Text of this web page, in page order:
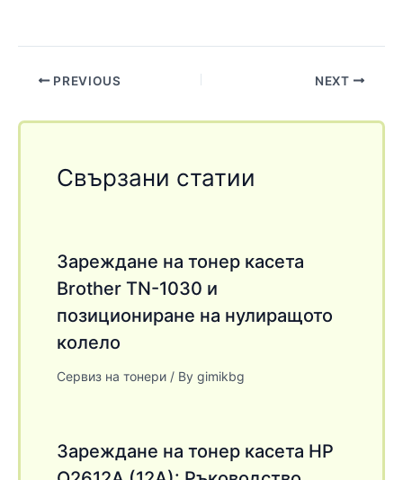
PREVIOUS NEXT
Свързани статии
Зареждане на тонер касета
Brother TN-1030 и
позициониране на нулиращото
колело
Сервиз на тонери / By gimikbg
Зареждане на тонер касета HP